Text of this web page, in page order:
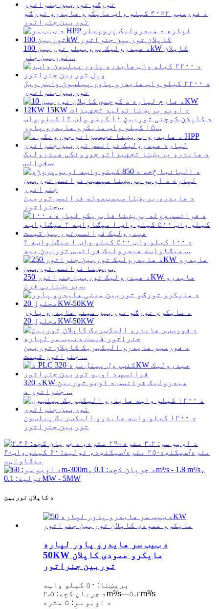
د فورسټر ۲×۴۰ کیلو واټ مایکرو هایدرو تورګو
توربین جنراتور
د هیدرولیک پروپیلر توربین 100kW کاپلان
توربین جنر...
د ۲۲۰۰ کیلو واټ هایدرو پاور پیلټون واټر ویل
توربین جنراتور
د کاپلان کوچنی توربین ۱۰ کیلو واټ ۱۲ کیلو واټ
۱۵ کیلو واټ مایکرو هایدرو پاور...
د هایدرو بریښنا تجهیزاتو جوړونکی هیدرولیک
فرانس...
د هایدرو بریښنا سیسټمونه فرانسس توربین
جنراتور...
د ۱۰۰ کیلو واټ ۵۰۰ کیلو واټ ۱ میګاواټه ۲
میګاواټه هیدرولیک فرانسس توربین بیه ...
د هیدرولیک توربین جنراتور 250KW هایدرو
بریښنایی فرن...
د مایکرو تورګو توربین مینی هایدرو پاور
محلول 20KW-50KW
د فورسټر هایدرو الیکټریک کاپلان توربین
جنراتور قیمت ...
د 320KW هیدرولیک فرانسس د اوبو توربین
جنراتور د ...
د ۱۲۰۰ کیلو واټه هایدرو الیکټریک پیلټون
توربین جنراتور
د کاپلان توربین
د ټیټ سر هایدرو پاور لپاره
50KW مایکرو عمودی کاپلان
توربین جنراتور
بریښنا: ۵۰ کیلو واټه
د جریان کچه: ۲.۵m³/s—۵.۲m³/s
د اوبو سر: ۵ متره